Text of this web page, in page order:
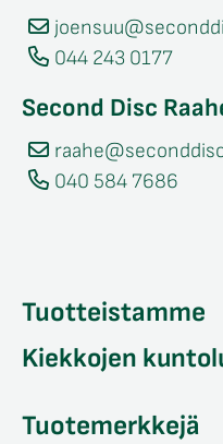
044 243 0177
Second Disc
040 584 7686
Tuotteistamme
Kiekkojen
Tuotemerkkejä